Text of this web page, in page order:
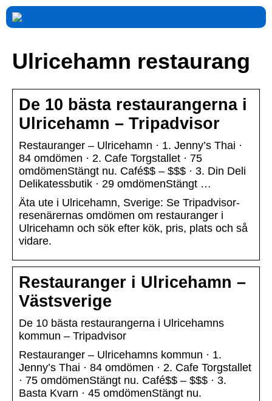
Ulricehamn restaurang
De 10 bästa restaurangerna i
Ulricehamn – Tripadvisor
Restauranger – Ulricehamn · 1. Jenny’s Thai ·
84 omdömen · 2. Cafe Torgstallet · 75
omdömenStängt nu. Café$$ – $$$ · 3. Din Deli
Delikatessbutik · 29 omdömenStängt …
Äta ute i Ulricehamn, Sverige: Se Tripadvisor-
resenärernas omdömen om restauranger i
Ulricehamn och sök efter kök, pris, plats och så
vidare.
Restauranger i Ulricehamn –
Västsverige
De 10 bästa restaurangerna i Ulricehamns
kommun – Tripadvisor
Restauranger – Ulricehamns kommun · 1.
Jenny’s Thai · 84 omdömen · 2. Cafe Torgstallet
· 75 omdömenStängt nu. Café$$ – $$$ · 3.
Basta Kvarn · 45 omdömenStängt nu.